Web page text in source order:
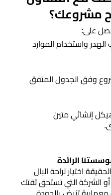
مشروعك؟
على:
واستخدام الموارد
وفق الجدول المتفق
إنشائي متين
الرائدة
اختيار لراحة البال
الشركة التي تستحق ثقتك